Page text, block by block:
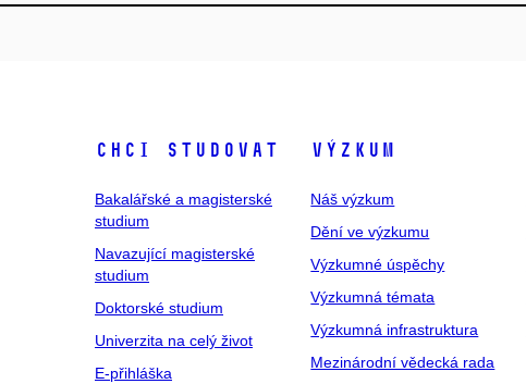
Chci studovat
Bakalářské a magisterské
studium
Navazující magisterské
studium
Doktorské studium
Univerzita na celý život
E-přihláška
Výzkum
Náš výzkum
Dění ve výzkumu
Výzkumné úspěchy
Výzkumná témata
Výzkumná infrastruktura
Mezinárodní vědecká rada